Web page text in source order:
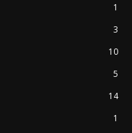
1
3
10
5
14
1